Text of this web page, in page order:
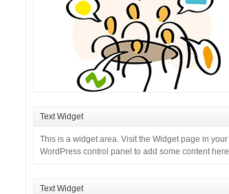
Text Widget
This is a widget area. Visit the Widget page in your
WordPress control panel to add some content here
Text Widget